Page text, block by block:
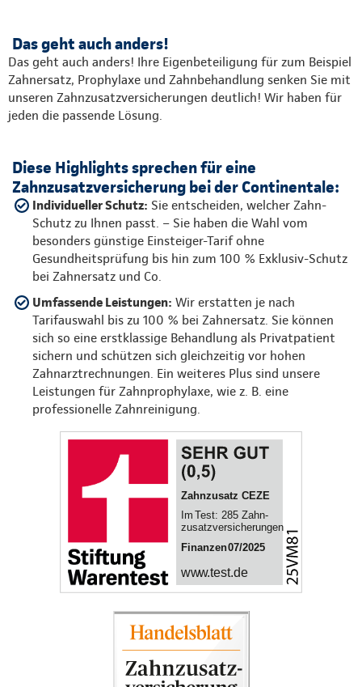
Das geht auch anders!
Das geht auch anders! Ihre Eigenbeteiligung für zum Beispiel
Zahnersatz, Prophylaxe und Zahnbehandlung senken Sie mit
unseren Zahnzusatzversicherungen deutlich! Wir haben für
jeden die passende Lösung.
Diese Highlights sprechen für eine
Zahnzusatzversicherung bei der Continentale:
Individueller Schutz: Sie entscheiden, welcher Zahn-
Schutz zu Ihnen passt. – Sie haben die Wahl vom
besonders günstige Einsteiger-Tarif ohne
Gesundheitsprüfung bis hin zum 100 % Exklusiv-Schutz
bei Zahnersatz und Co.
Umfassende Leistungen: Wir erstatten je nach
Tarifauswahl bis zu 100 % bei Zahnersatz. Sie können
sich so eine erstklassige Behandlung als Privatpatient
sichern und schützen sich gleichzeitig vor hohen
Zahnarztrechnungen. Ein weiteres Plus sind unsere
Leistungen für Zahnprophylaxe, wie z. B. eine
professionelle Zahnreinigung.